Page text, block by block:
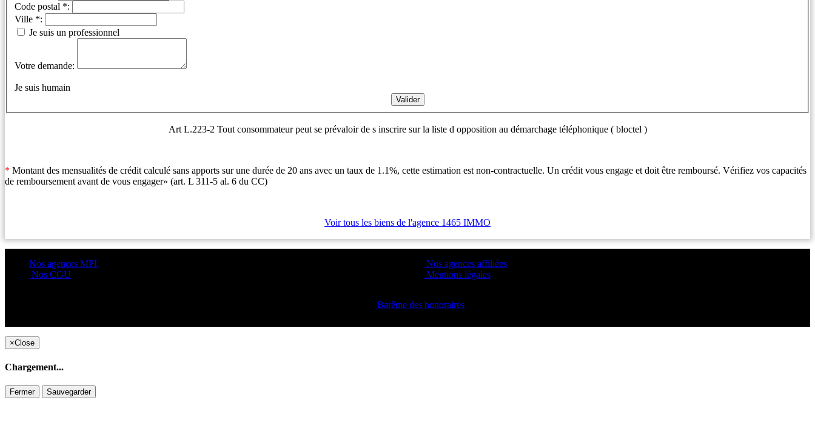
Code postal *:
Ville *:
Je suis un professionnel
Votre demande:
Je suis humain
Art L.223-2 Tout consommateur peut se prévaloir de s inscrire sur la liste d opposition au démarchage téléphonique ( bloctel )
* Montant des mensualités de crédit calculé sans apports sur une durée de 20 ans avec un taux de 1.1%, cette estimation est non-contractuelle. Un crédit vous engage et doit être remboursé. Vérifiez vos capacités
de remboursement avant de vous engager» (art. L 311-5 al. 6 du CC)
Voir tous les biens de l'agence 1465 IMMO
Nos agences MPI
Nos CGU
Nos agences affiliées
Mentions légales
Barême des honoraires
×Close
Chargement...
Fermer Sauvegarder